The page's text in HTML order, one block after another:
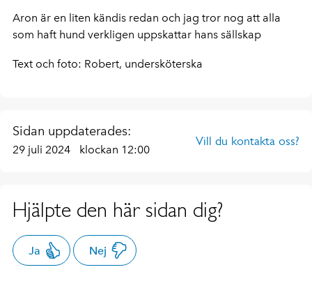
Aron är en liten kändis redan och jag tror nog att alla
som haft hund verkligen uppskattar hans sällskap
Text och foto: Robert, undersköterska
Sidan uppdaterades:
29 juli 2024 klockan 12:00
Vill du kontakta oss?
Hjälpte den här sidan dig?
Ja Nej